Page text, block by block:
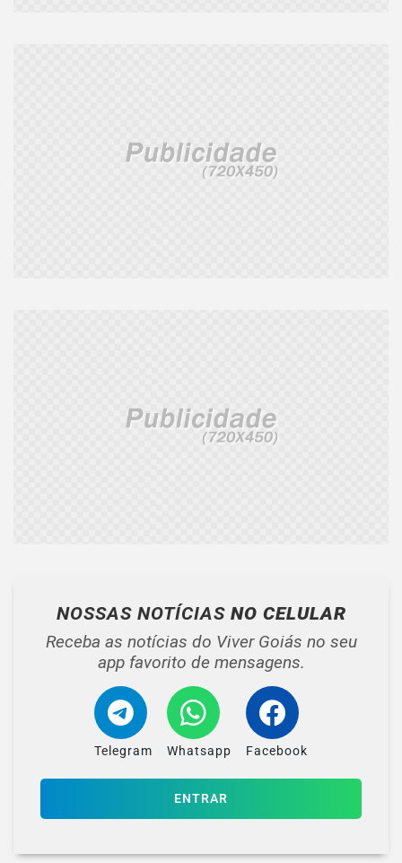
NOSSAS NOTÍCIAS NO CELULAR
Receba as notícias do Viver Goiás no seu
app favorito de mensagens.
Telegram Whatsapp Facebook
ENTRAR